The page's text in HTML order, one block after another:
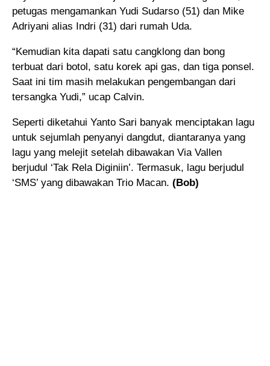
petugas mengamankan Yudi Sudarso (51) dan Mike
Adriyani alias Indri (31) dari rumah Uda.
“Kemudian kita dapati satu cangklong dan bong
terbuat dari botol, satu korek api gas, dan tiga ponsel.
Saat ini tim masih melakukan pengembangan dari
tersangka Yudi,” ucap Calvin.
Seperti diketahui Yanto Sari banyak menciptakan lagu
untuk sejumlah penyanyi dangdut, diantaranya yang
lagu yang melejit setelah dibawakan Via Vallen
berjudul ‘Tak Rela Diginiin’. Termasuk, lagu berjudul
‘SMS’ yang dibawakan Trio Macan. (Bob)